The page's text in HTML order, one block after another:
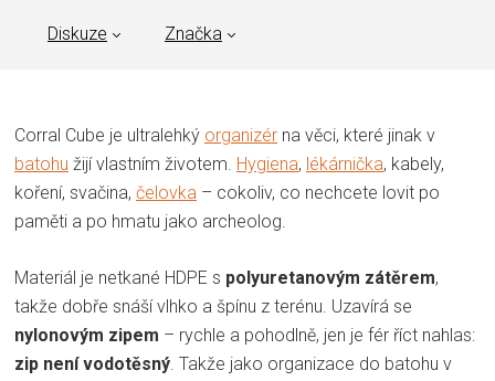
Diskuze Značka
Corral Cube je ultralehký organizér na věci, které jinak v
batohu žijí vlastním životem. Hygiena, lékárnička, kabely,
koření, svačina, čelovka – cokoliv, co nechcete lovit po
paměti a po hmatu jako archeolog.
Materiál je netkané HDPE s polyuretanovým zátěrem,
takže dobře snáší vlhko a špínu z terénu. Uzavírá se
nylonovým zipem – rychle a pohodlně, jen je fér říct nahlas:
zip není vodotěsný. Takže jako organizace do batohu v